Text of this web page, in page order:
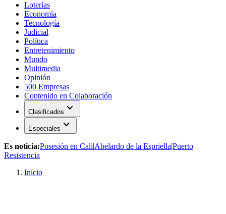
Loterías
Economía
Tecnología
Judicial
Política
Entretenimiento
Mundo
Multimedia
Opinión
500 Empresas
Contenido en Colaboración
Clasificados expand_more
Especiales expand_more
Es noticia:Posesión en Cali|Abelardo de la Espriella|Puerto
Resistencia
Inicio